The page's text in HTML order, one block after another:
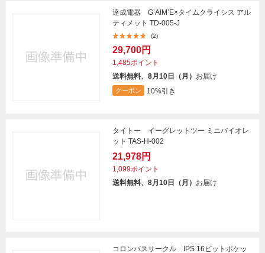
達成電器 G’AIM’E×タイムクライシス アル
ティメット TD-005-J
(2)
29,700円
1,485ポイント
送料無料、8月10日（月） お届け
クーポン 10%引き
タイトー イーグレットツー ミニバイオレ
ット TAS-H-002
21,978円
1,099ポイント
送料無料、8月10日（月） お届け
コロンバスサークル IPS 16ビットポケッ